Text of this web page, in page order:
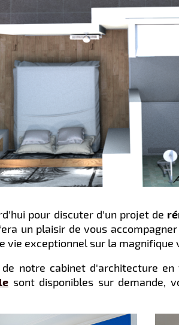
pour discuter d'un projet de
un plaisir de vous
vie exceptionnel sur la
notre cabinet d'architecture
sont disponibles sur demande,